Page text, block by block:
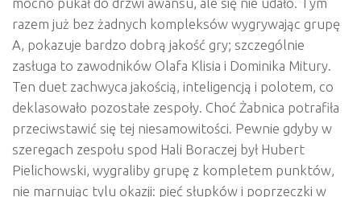
razem już bez żadnych kompleksów wygrywając grupę
A, pokazuje bardzo dobrą jakość gry; szczególnie
zasługa to zawodników Olafa Klisia i Dominika Mitury.
Ten duet zachwyca jakością, inteligencją i polotem, co
deklasowało pozostałe zespoły. Choć Żabnica potrafiła
przeciwstawić się tej niesamowitości. Pewnie gdyby w
szeregach zespołu spod Hali Boraczej był Hubert
Pielichowski, wygraliby grupę z kompletem punktów,
nie marnując tylu okazji: pięć słupków i poprzeczki w